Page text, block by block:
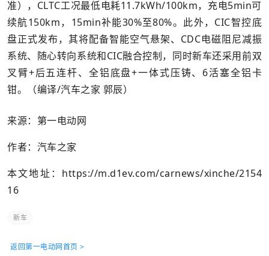
准），CLTC工况最低电耗11.7kWh/100km，充电5min可
续航150km，15min补能30%至80%。此外，CIC智控底
盘正式发布，其将配备智能空气悬架、CDC电磁阻尼减振
系统、随心转向系统和CIC融合控制，同时新车还采用前双
叉臂+后五连杆、全铝底盘+一体式压铸、6活塞全铝卡
钳。（编译/汽车之家 郭辰）
来源：第一电动网
作者：汽车之家
本文地址： https://m.d1ev.com/carnews/xinche/2154
16
新车
返回第一电动网首页 >